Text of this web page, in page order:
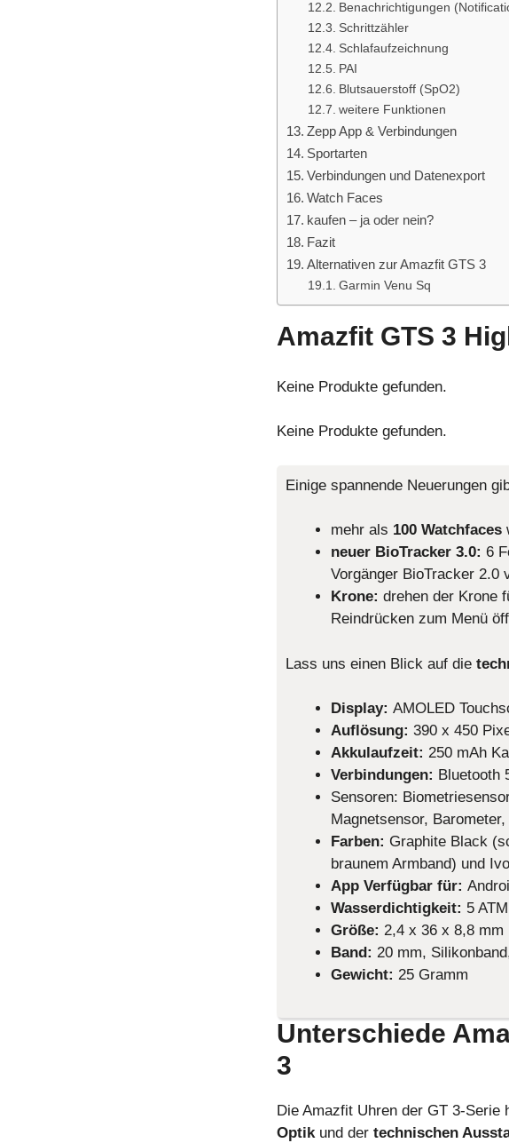
Benachrichtigungen
Schrittzähler
Schlafaufzeichnung
PAI
Blutsauerstoff (SpO2)
weitere Funktionen
Zepp App & Verbindungen
Sportarten
Verbindungen und Datenexport
Watch Faces
kaufen – ja oder nein?
Fazit
Alternativen zur Amazfit GTS 3
Garmin Venu Sq
Amazfit GTS 3
Keine Produkte gefunden.
Keine Produkte gefunden.
Einige spannende Neuerungen
mehr als 100 Watchfaces
neuer BioTracker 3.0: 6
Vorgänger BioTracker 2.0
Krone: drehen der Krone
Reindrücken zum Menü
Lass uns einen Blick auf die
Display: AMOLED
Auflösung: 390 x 450
Akkulaufzeit: 250 mAh
Verbindungen: Bluetooth
Sensoren:
Magnetsensor,
Farben: Graphite Black
braunem Armband) und
App Verfügbar für:
Wasserdichtigkeit: 5 ATM
Größe: 2,4 x 36 x 8,8 mm
Band: 20 mm,
Gewicht: 25 Gramm
Unterschiede
3
Die Amazfit Uhren der GT 3-
Optik und der technischen